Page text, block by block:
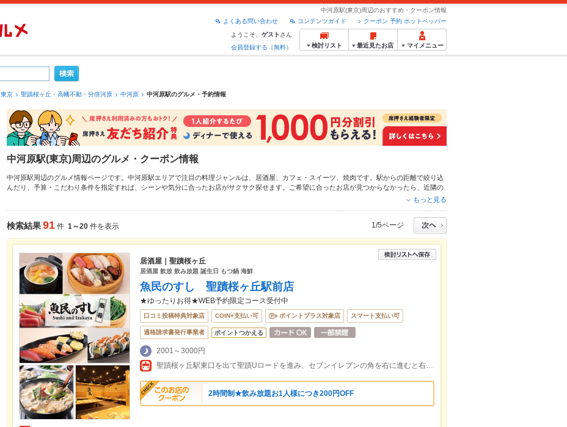
中河原駅(東京)周辺のおすすめ・クーポン情報
クーポン 予約 ホットペッパー
コンテンツガイド
よくある問い合わせ
ようこそ、 ゲスト さん
会員登録する（無料）
検討リスト 最近見たお店 マイメニュー
東京 聖蹟桜ヶ丘・高幡不動・分倍河原 中河原 中河原駅のグルメ・予約情報
中河原駅(東京)周辺のグルメ・クーポン情報
中河原駅周辺のグルメ情報ページです。中河原駅エリアで注目の料理ジャンルは、 居酒屋 カフェ・スイーツ 焼肉です。駅からの距離で絞り込
んだり、予算・こだわり条件を指定すれば、シーンや気分に合ったお店がサクサク探せます。ご希望に合ったお店が見つからなかったら、近隣の
肉じゃがや季節の
もっと見る
検索結果91 件 1～20 件を表示 1/5ページ
居酒屋｜聖蹟桜ヶ丘
居酒屋 飲放 飲み放題 誕生日 もつ鍋 海鮮
魚民のすし 聖蹟桜ヶ丘駅前店
★ゆったりお得★WEB予約限定コース受付中
口コミ投稿特典対象店 COIN+支払い可 ポイントプラス対象店 スマート支払い可
適格請求書発行事業者 ポイントつかえる
2001～3000円
聖蹟桜ヶ丘駅東口を出て聖蹟Uロードを進み、セブンイレブンの角を右に進むと右側にあります。
2時間制★飲み放題お1人様につき200円OFF